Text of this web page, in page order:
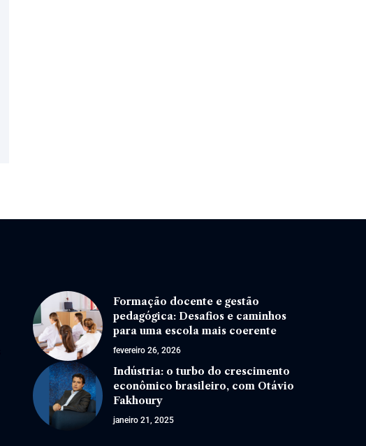
Formação docente e gestão
pedagógica: Desafios e caminhos
para uma escola mais coerente
fevereiro 26, 2026
Indústria: o turbo do crescimento
econômico brasileiro, com Otávio
Fakhoury
janeiro 21, 2025